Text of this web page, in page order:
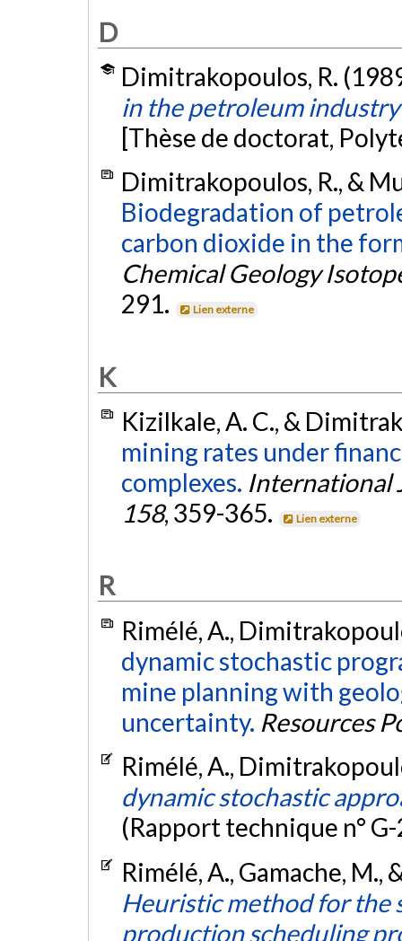
D
Dimitrakopoulos, R.
in the petroleum
[Thèse de doctorat,
Dimitrakopoulos, R., &
Biodegradation of
carbon dioxide in the
Chemical Geology
291.
Lien externe
K
Kizilkale, A. C., &
mining rates under
complexes. International
158, 359-365. Lien externe
R
Rimélé, A.,
dynamic stochastic
mine planning with
uncertainty. Resources
Rimélé, A.,
dynamic stochastic
(Rapport technique n°
Rimélé, A., Gamache,
Heuristic method for the
production scheduling